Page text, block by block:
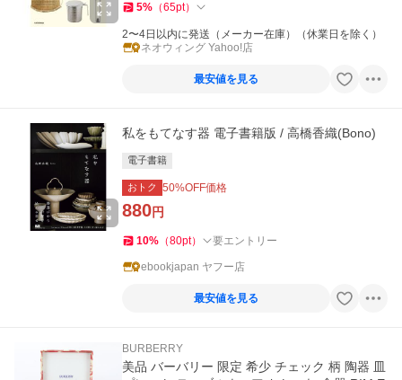
5% （65pt）
2〜4日以内に発送（メーカー在庫）（休業日を除く）
ネオウィング Yahoo!店
最安値を見る
私をもてなす器 電子書籍版 / 高橋香織(Bono)
電子書籍
おトク 50%OFF価格
880円
10% （80pt） 要エントリー
ebookjapan ヤフー店
最安値を見る
BURBERRY
美品 バーバリー 限定 希少 チェック 柄 陶器 皿